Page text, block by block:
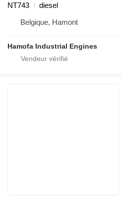
NT743
diesel
Belgique, Hamont
Hamofa Industrial Engines